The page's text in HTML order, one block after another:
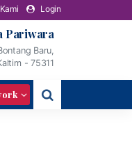
Login
Pariwara
Baru,
- 75311